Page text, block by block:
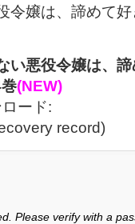
令嬢は、諦めて
い悪役令嬢は、
(NEW)
ード:
record)
Please verify with a